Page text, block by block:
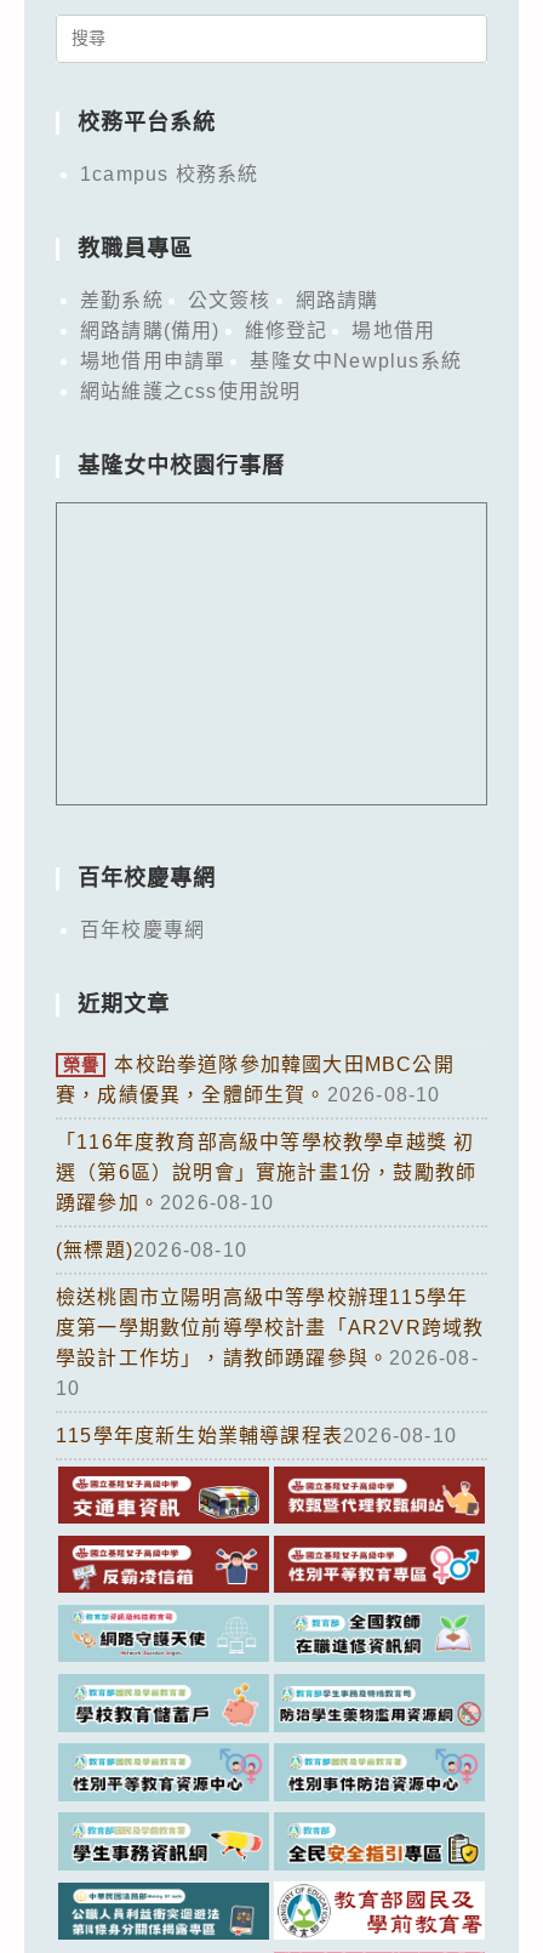
Search
校務平台系統
1campus 校務系統
教職員專區
差勤系統 公文簽核
網路請購
網路請購(備用)
維修登記
場地借用
場地借用申請單
基隆女中Newplus系統
網站維護之css使用說明
基隆女中校園行事曆
百年校慶專網
百年校慶專網
近期文章
榮譽
本校跆拳道隊參加韓國大田MBC公開
賽，成績優異，全體師生賀。 2026-08-10
「116年度教育部高級中等學校教學卓越獎 初
選（第6區）說明會」實施計畫1份，鼓勵教師
踴躍參加。 2026-08-10
(無標題)2026-08-10
檢送桃園市立陽明高級中等學校辦理115學年
度第一學期數位前導學校計畫「AR2VR跨域教
學設計工作坊」，請教師踴躍參與。 2026-08-
10
115學年度新生始業輔導課程表2026-08-10